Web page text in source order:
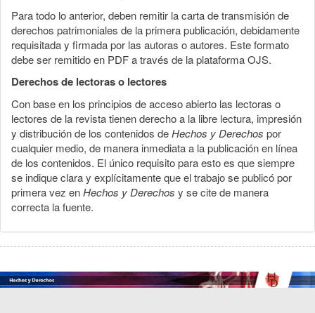
Para todo lo anterior, deben remitir la carta de transmisión de
derechos patrimoniales de la primera publicación, debidamente
requisitada y firmada por las autoras o autores. Este formato
debe ser remitido en PDF a través de la plataforma OJS.
Derechos de lectoras o lectores
Con base en los principios de acceso abierto las lectoras o
lectores de la revista tienen derecho a la libre lectura, impresión
y distribución de los contenidos deHechos y Derechos por
cualquier medio, de manera inmediata a la publicación en línea
de los contenidos. El único requisito para esto es que siempre
se indique clara y explícitamente que el trabajo se publicó por
primera vez enHechos y Derechos y se cite de manera
correcta la fuente.